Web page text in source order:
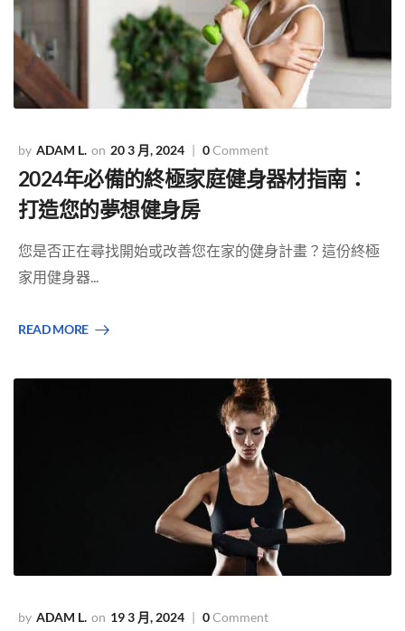
ADAM L. 20 3 月, 2024 0Comment
2024年必備的終極家庭健身器材指南：
打造您的夢想健身房
您是否正在尋找開始或改善您在家的健身計畫？這份終極
家用健身器...
READ MORE
ADAM L. 19 3 月, 2024 0Comment